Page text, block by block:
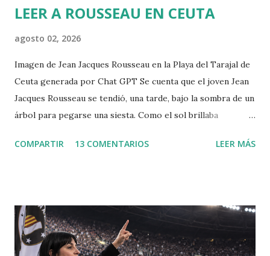
LEER A ROUSSEAU EN CEUTA
agosto 02, 2026
Imagen de Jean Jacques Rousseau en la Playa del Tarajal de
Ceuta generada por Chat GPT Se cuenta que el joven Jean
Jacques Rousseau se tendió, una tarde, bajo la sombra de un
árbol para pegarse una siesta. Como el sol brillaba
cabeza. Cuando despertó, leió el periódico que le había
pregunta: "¿Cuál es el origen de la desigualdad entre los
hombres, y si es respaldada por la ley natural?". Jean
Jacques escribió entonces el Discurso sobre el origen y los
COMPARTIR 13 COMENTARIOS LEER MÁS